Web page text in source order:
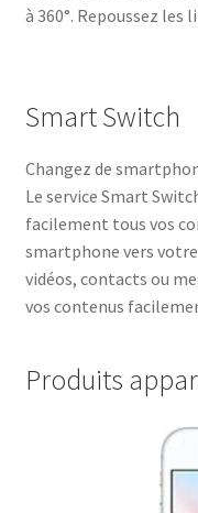
à 360°. Repoussez les
Smart Switch
Changez de
Le service Smart
facilement tous vos
smartphone vers votre
vidéos, contacts ou
vos contenus
Produits